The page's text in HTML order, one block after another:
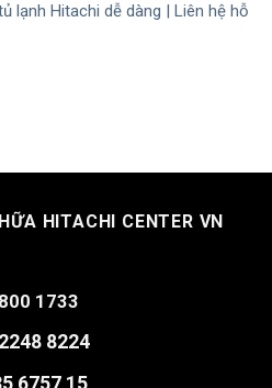
lạnh Hitachi dễ dàng | Liên hệ hỗ
HITACHI CENTER VN
1733
8224